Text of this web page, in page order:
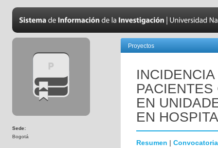
Sede:
Bogotá
Proyectos
EN
EN
Resumen | Convocatoria